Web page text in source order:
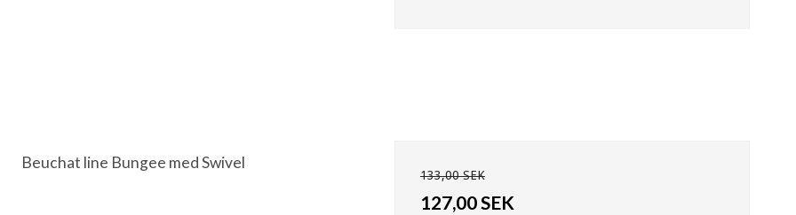
Beuchat line Bungee med Swivel
133,00 SEK
127,00 SEK